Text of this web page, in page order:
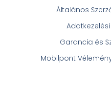
Általános
Garancia és
Mobilpont